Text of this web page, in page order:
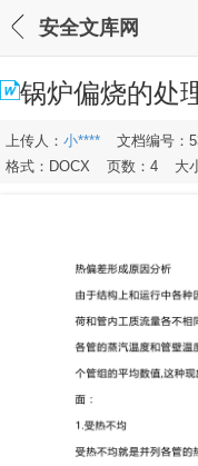
安全文库网
锅炉偏烧的处
上传人： 小**** 文档编号：
格式：DOCX
页数：4 大